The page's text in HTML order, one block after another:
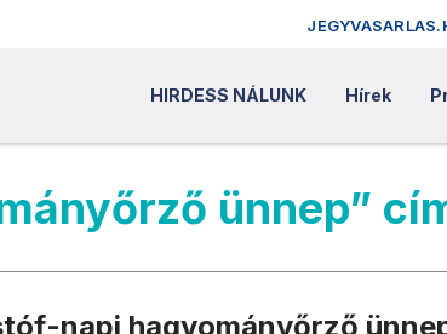
HIRDESS NÁLUNK Hírek
ünnep”
napi hagyományőrző